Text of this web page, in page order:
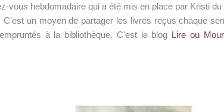
vous hebdomadaire qui a été mis en place par Kristi du
C'est un moyen de partager les livres reçus chaque
à la bibliothèque. C'est le blog Lire ou